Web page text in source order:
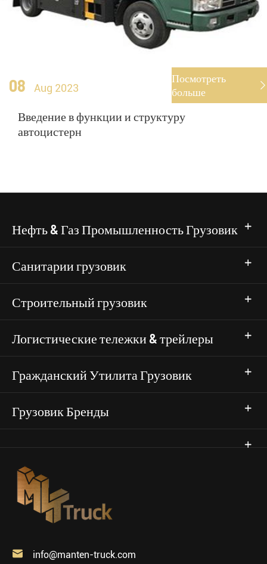
08 Aug 2023
Посмотреть
больше

Введение в функции и структуру
автоцистерн
Нефть & Газ Промышленность Грузовик
Санитарии грузовик
Строительный грузовик
Логистические тележки & трейлеры
Гражданский Утилита Грузовик
Грузовик Бренды
 info@manten-truck.com